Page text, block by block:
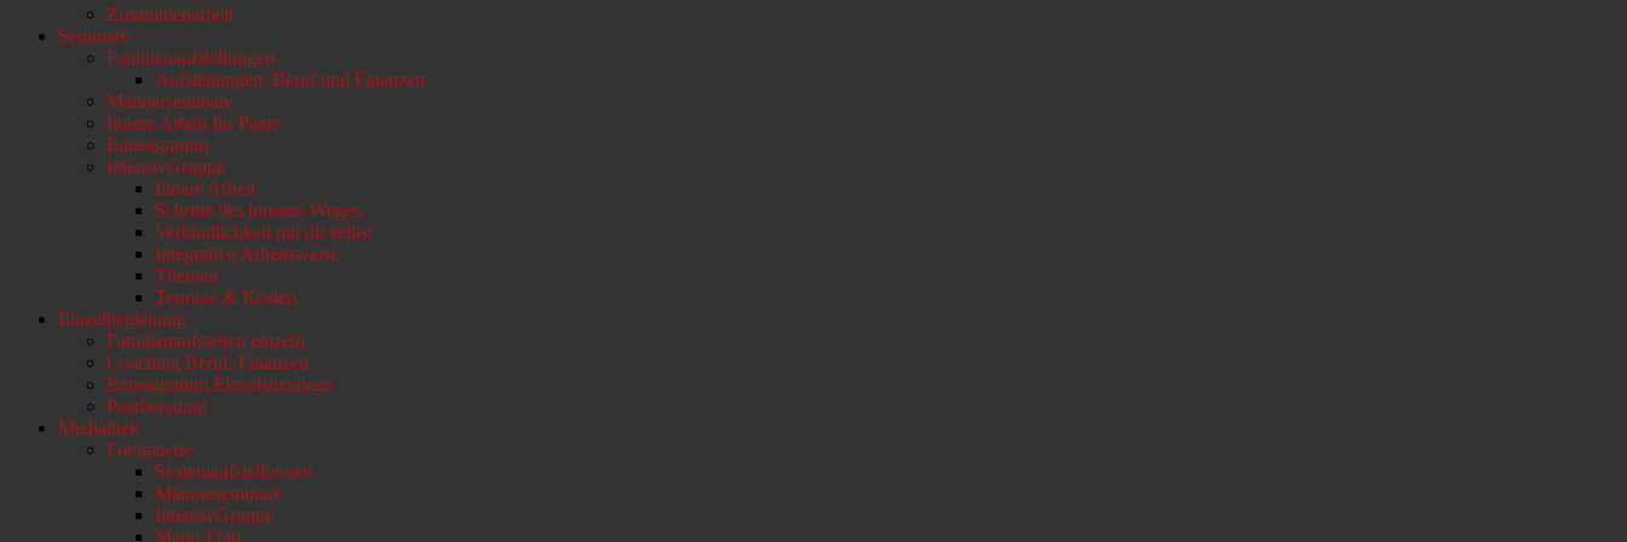
Zusammenarbeit
Seminare
Familienaufstellungen
Aufstellungen: Beruf und Finanzen
Männerseminare
Innere Arbeit für Paare
Enneagramm
IntensivGruppe
Innere Arbeit
Schritte des inneren Weges
Verbindlichkeit mit dir selbst
Integrative Arbeitsweise
Themen
Termine & Kosten
Einzelbegleitung
Familienaufstellen einzeln
Coaching Beruf, Finanzen
Enneagramm Einzelsitzungen
Paarberatung
Mediathek
Fotogalerie
Systemaufstellungen
Männerseminare
IntensivGruppe
Mann-Frau